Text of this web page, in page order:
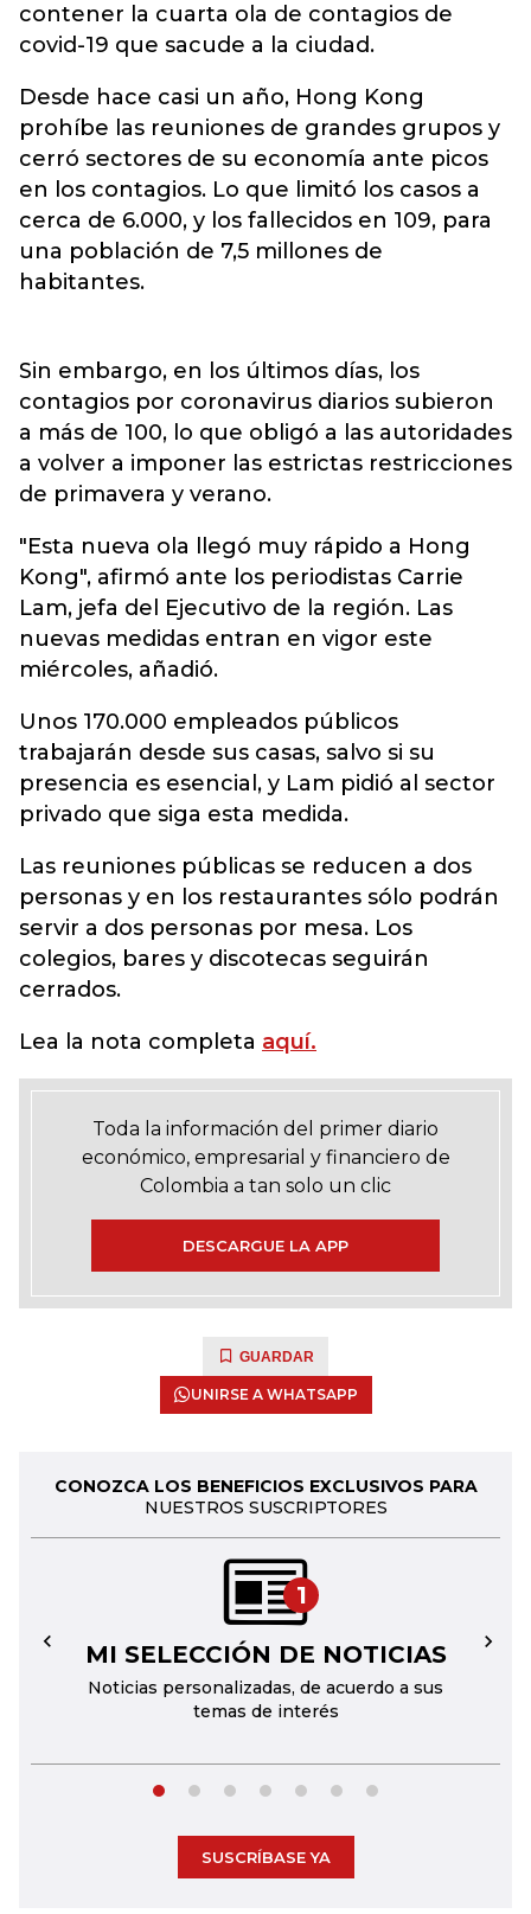
contener la cuarta ola de contagios de
covid-19 que sacude a la ciudad.
Desde hace casi un año, Hong Kong
prohíbe las reuniones de grandes grupos y
cerró sectores de su economía ante picos
en los contagios. Lo que limitó los casos a
cerca de 6.000, y los fallecidos en 109, para
una población de 7,5 millones de
habitantes.
Sin embargo, en los últimos días, los
contagios por coronavirus diarios subieron
a más de 100, lo que obligó a las autoridades
a volver a imponer las estrictas restricciones
de primavera y verano.
"Esta nueva ola llegó muy rápido a Hong
Kong", afirmó ante los periodistas Carrie
Lam, jefa del Ejecutivo de la región. Las
nuevas medidas entran en vigor este
miércoles, añadió.
Unos 170.000 empleados públicos
trabajarán desde sus casas, salvo si su
presencia es esencial, y Lam pidió al sector
privado que siga esta medida.
Las reuniones públicas se reducen a dos
personas y en los restaurantes sólo podrán
servir a dos personas por mesa. Los
colegios, bares y discotecas seguirán
cerrados.
Lea la nota completa aquí.
Toda la información del primer diario
económico, empresarial y financiero de
Colombia a tan solo un clic
DESCARGUE LA APP
GUARDAR
UNIRSE A WHATSAPP
CONOZCA LOS BENEFICIOS EXCLUSIVOS PARA
NUESTROS SUSCRIPTORES
1
MI SELECCIÓN DE NOTICIAS
Noticias personalizadas, de acuerdo a sus
temas de interés
← →
SUSCRÍBASE YA